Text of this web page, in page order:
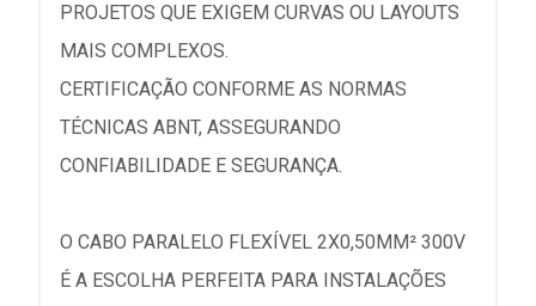
PROJETOS QUE EXIGEM CURVAS OU LAYOUTS
MAIS COMPLEXOS.
CERTIFICAÇÃO CONFORME AS NORMAS
TÉCNICAS ABNT, ASSEGURANDO
CONFIABILIDADE E SEGURANÇA.
O CABO PARALELO FLEXÍVEL 2X0,50MM² 300V
É A ESCOLHA PERFEITA PARA INSTALAÇÕES